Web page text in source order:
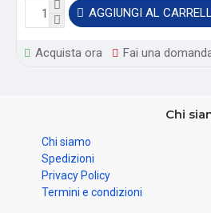
AGGIUNGI AL
Acquista ora Fai una
Chi
Chi siamo
Spedizioni
Privacy Policy
Termini e condizioni